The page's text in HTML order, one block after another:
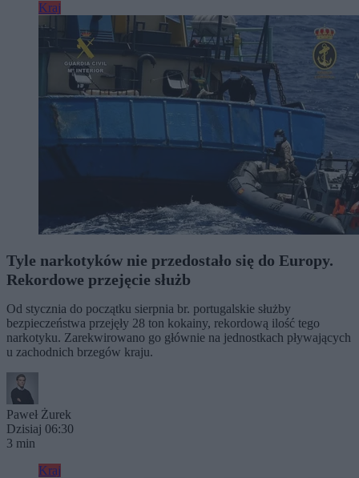
Kraj
Tyle narkotyków nie przedostało się do Europy.
Rekordowe przejęcie służb
Od stycznia do początku sierpnia br. portugalskie służby
bezpieczeństwa przejęły 28 ton kokainy, rekordową ilość tego
narkotyku. Zarekwirowano go głównie na jednostkach pływających
u zachodnich brzegów kraju.
Paweł Żurek
Dzisiaj 06:30
3 min
Kraj